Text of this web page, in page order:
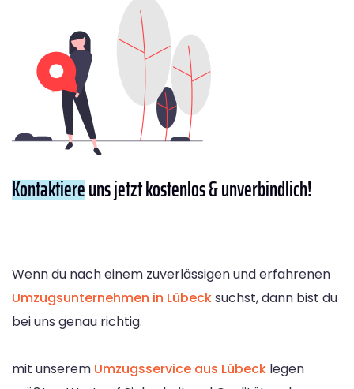
Kontaktiereuns jetzt kostenlos & unverbindlich!
Wenn du nach einem zuverlässigen und erfahrenen
Umzugsunternehmen in Lübecksuchst, dann bist du
bei uns genau richtig.
mit unserem Umzugsservice aus Lübeck legen